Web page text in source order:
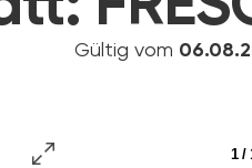
Gültig vom